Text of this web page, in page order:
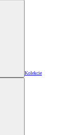
Kolekcie